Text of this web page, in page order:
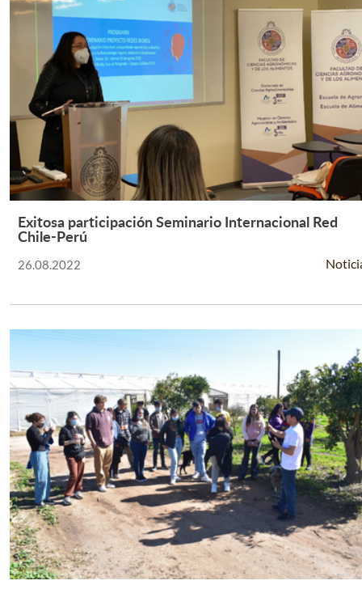
Leer Más +
Exitosa participación Seminario Internacional Red
Chile-Perú
26.08.2022